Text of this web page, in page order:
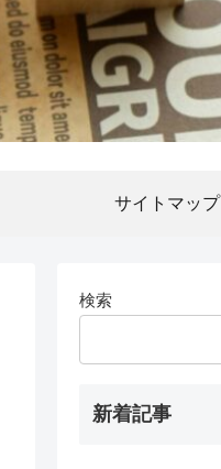
サイトマップ
検索
新着記事